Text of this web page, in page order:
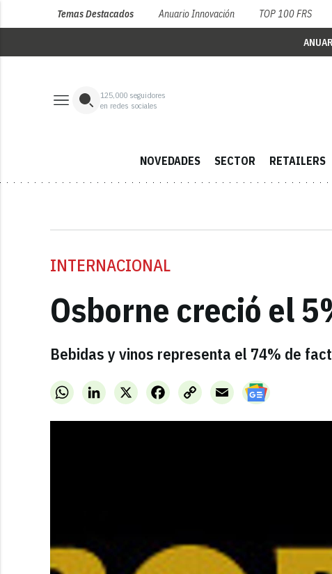
Temas Destacados Anuario Innovación TOP 100 FRS
125,000 seguidores
en redes sociales
NOVEDADES SECTOR RETAILERS
INTERNACIONAL
Osborne creció el
Bebidas y vinos representa el 74% de
WhatsAppLinkedInX FacebookCopy
Link
Email